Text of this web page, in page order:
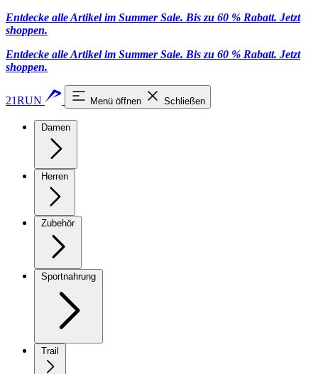
Entdecke alle Artikel im Summer Sale. Bis zu 60 % Rabatt. Jetzt
shoppen.
Entdecke alle Artikel im Summer Sale. Bis zu 60 % Rabatt. Jetzt
shoppen.
21RUN Menü öffnen Schließen
Damen
Herren
Zubehör
Sportnahrung
Trail